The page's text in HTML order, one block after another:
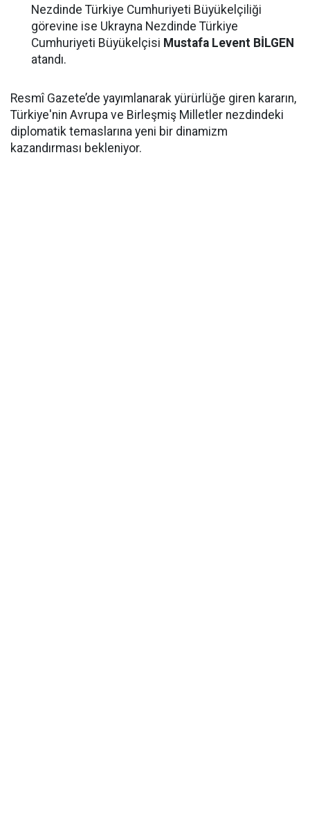
Nezdinde Türkiye Cumhuriyeti Büyükelçiliği
görevine ise Ukrayna Nezdinde Türkiye
Cumhuriyeti Büyükelçisi Mustafa Levent BİLGEN
atandı.
Resmî Gazete’de yayımlanarak yürürlüğe giren kararın,
Türkiye'nin Avrupa ve Birleşmiş Milletler nezdindeki
diplomatik temaslarına yeni bir dinamizm
kazandırması bekleniyor.